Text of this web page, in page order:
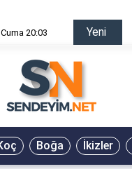
Cuma 20:03 Yeni
Boğa İkizler